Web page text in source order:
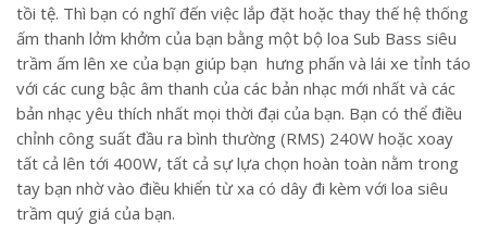
tồi tệ. Thì bạn có nghĩ đến việc lắp đặt hoặc thay thế hệ thống
ấm thanh lởm khởm của bạn bằng một bộ loa Sub Bass siêu
trầm ấm lên xe của bạn giúp bạn hưng phấn và lái xe tỉnh táo
với các cung bậc âm thanh của các bản nhạc mới nhất và các
bản nhạc yêu thích nhất mọi thời đại của bạn. Bạn có thể điều
chỉnh công suất đầu ra bình thường (RMS) 240W hoặc xoay
tất cả lên tới 400W, tất cả sự lựa chọn hoàn toàn nằm trong
tay bạn nhờ vào điều khiển từ xa có dây đi kèm với loa siêu
trầm quý giá của bạn.